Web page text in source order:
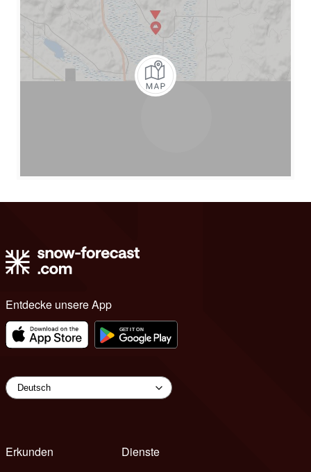
Entdecke unsere App
Erkunden
Dienste